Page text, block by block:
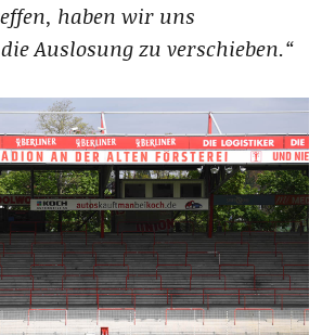
haben wir uns
Auslosung zu verschieben.“